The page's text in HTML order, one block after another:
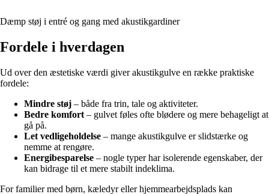
Dæmp støj i entré og gang med akustikgardiner
Fordele i hverdagen
Ud over den æstetiske værdi giver akustikgulve en række praktiske
fordele:
Mindre støj – både fra trin, tale og aktiviteter.
Bedre komfort – gulvet føles ofte blødere og mere behageligt at
gå på.
Let vedligeholdelse – mange akustikgulve er slidstærke og
nemme at rengøre.
Energibesparelse – nogle typer har isolerende egenskaber, der
kan bidrage til et mere stabilt indeklima.
For familier med børn, kæledyr eller hjemmearbejdsplads kan